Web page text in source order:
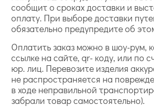
сообщит о сроках доставки и
оплату. При выборе доставки
обязательно предупредите об
Оплатить заказ можно в шоу-рум,
ссылке на сайте, qr- коду, или по
юр. лиц. Перевозите изделия
не распространяется на
в ходе неправильной
забрали товар самостоятельно).